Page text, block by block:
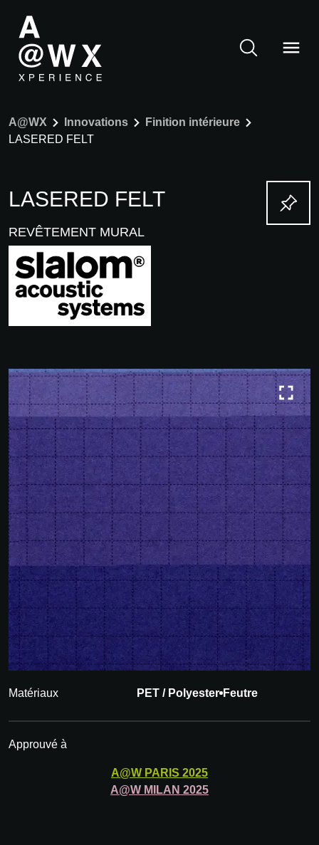
A@WX Innovations
Finition intérieure
LASERED FELT
LASERED FELT
REVÊTEMENT MURAL
Matériaux PET / Polyester Feutre
Approuvé à
A@W PARIS 2025
A@W MILAN 2025